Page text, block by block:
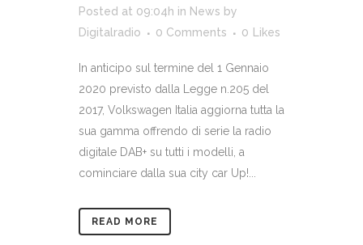
Posted at 09:04h in News by
Digitalradio
0 Comments 0 Likes
In anticipo sul termine del 1 Gennaio
2020 previsto dalla Legge n.205 del
2017, Volkswagen Italia aggiorna tutta la
sua gamma offrendo di serie la radio
digitale DAB+ su tutti i modelli, a
cominciare dalla sua city car Up!...
READ MORE